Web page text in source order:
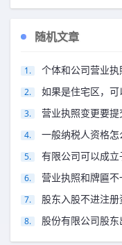
随机文章
个体和公司营业
如果是住宅区，可
营业执照变更要
一般纳税人资格怎
有限公司可以成
营业执照和牌匾
股东入股不进注
股份有限公司股